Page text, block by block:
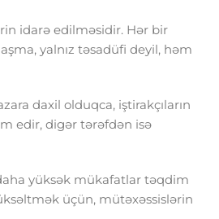
idarə edilməsidir. Hər bir
yalnız təsadüfi deyil, həm
daxil olduqca, iştirakçıların
edir, digər tərəfdən isə
yüksək mükafatlar təqdim
üçün, mütəxəssislərin